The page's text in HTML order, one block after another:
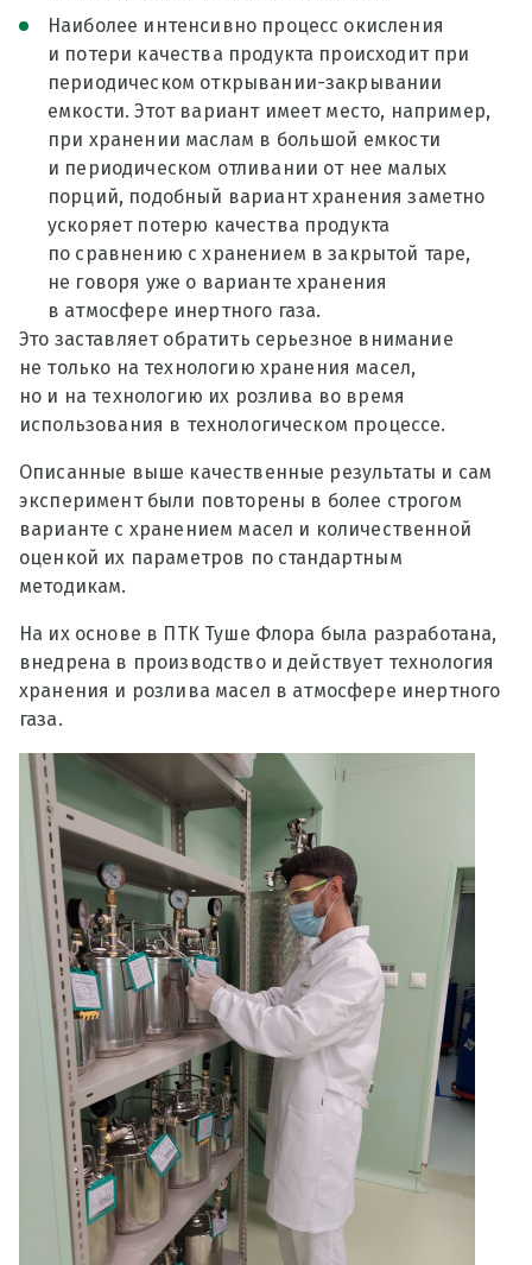
Наиболее интенсивно процесс окисления
и потери качества продукта происходит при
периодическом открывании-закрывании
емкости. Этот вариант имеет место, например,
при хранении маслам в большой емкости
и периодическом отливании от нее малых
порций, подобный вариант хранения заметно
ускоряет потерю качества продукта
по сравнению с хранением в закрытой таре,
не говоря уже о варианте хранения
в атмосфере инертного газа.
Это заставляет обратить серьезное внимание
не только на технологию хранения масел,
но и на технологию их розлива во время
использования в технологическом процессе.
Описанные выше качественные результаты и сам
эксперимент были повторены в более строгом
варианте с хранением масел и количественной
оценкой их параметров по стандартным
методикам.
На их основе в ПТК Туше Флора была разработана,
внедрена в производство и действует технология
хранения и розлива масел в атмосфере инертного
газа.